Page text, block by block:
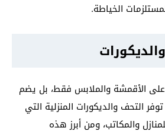
الخياطة.
الأقمشة والملابس فقط، بل يضم
التحف والديكورات المنزلية التي
والمكاتب، ومن أبرز هذه